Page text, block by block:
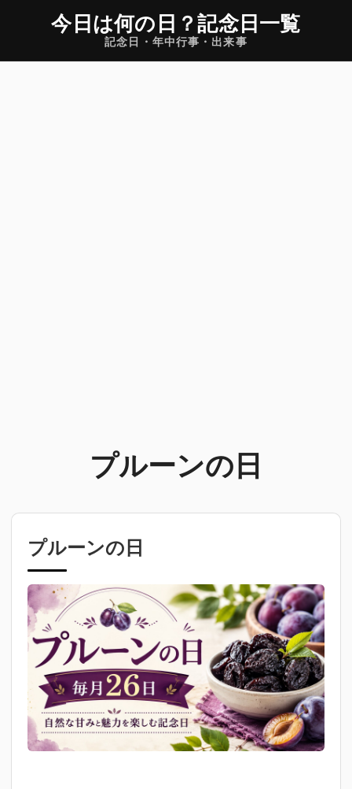
今日は何の日 ？記念日一覧
記念日・年中行事・出来事
プルーンの日
プルーンの日